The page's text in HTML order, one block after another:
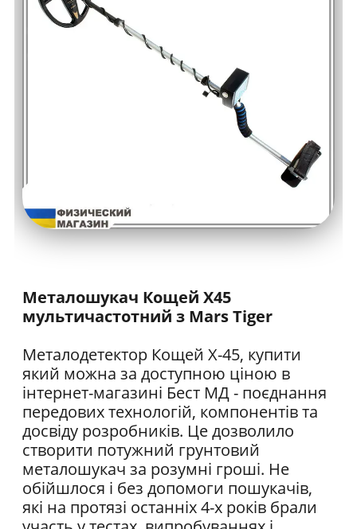
Металошукач Кощей Х45
мультичастотний з Mars Tiger
Металодетектор Кощей Х-45, купити
який можна за доступною ціною в
інтернет-магазині Бест МД - поєднання
передових технологій, компонентів та
досвіду розробників. Це дозволило
створити потужний грунтовий
металошукач за розумні гроші. Не
обійшлося і без допомоги пошукачів,
які на протязі останніх 4-х років брали